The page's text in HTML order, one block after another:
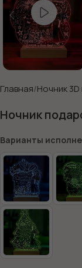
Главная Ночник
Ночник
Варианты